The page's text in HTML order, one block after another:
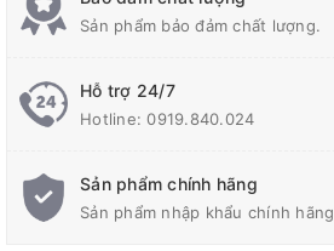
Sản phẩm bảo đảm chất lượng.
Hỗ trợ 24/7
Hotline:0919.840.024
Sản phẩm chính hãng
Sản phẩm nhập khẩu chính hãng